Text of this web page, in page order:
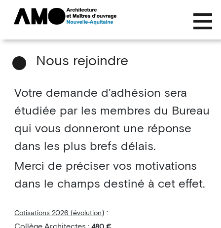
Nous rejoindre
Votre demande d'adhésion sera
étudiée par les membres du Bureau
qui vous donneront une réponse
dans les plus brefs délais.
Merci de préciser vos motivations
dans le champs destiné à cet effet.
Cotisations 2026 (évolution) :